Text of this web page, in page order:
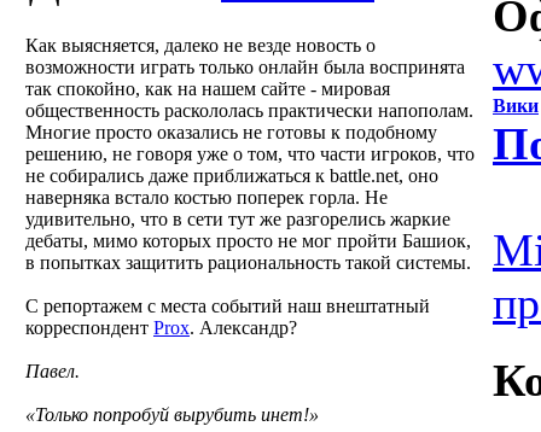
Как выясняется, далеко не везде новость о
возможности играть только онлайн была воспринята
так спокойно, как на нашем сайте - мировая
общественность раскололась практически напополам.
Многие просто оказались не готовы к подобному
решению, не говоря уже о том, что части игроков, что
не собирались даже приближаться к battle.net, оно
наверняка встало костью поперек горла. Не
удивительно, что в сети тут же разгорелись жаркие
дебаты, мимо которых просто не мог пройти Башиок,
в попытках защитить рациональность такой системы.
С репортажем с места событий наш внештатный
корреспондент Prox. Александр?
Павел.
«Только попробуй вырубить инет!»
Вики